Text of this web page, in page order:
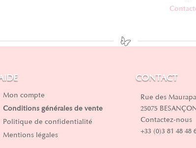
Mon compte
Conditions générales de vente
Politique de confidentialité
Mentions légales
CONTACT
Rue des
25075
Contactez-nous
+33 (0)3 81 48 48